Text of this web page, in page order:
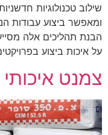
שילוב טכנולוגיות
ומאפשר ביצוע עבודות
הבנת תהליכים אלה
על איכות ביצוע
צמנט